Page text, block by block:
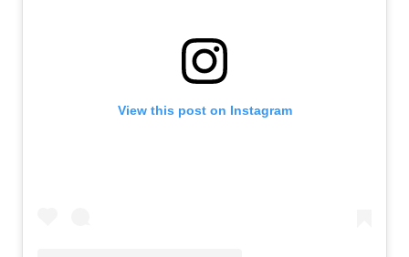
View this post on Instagram